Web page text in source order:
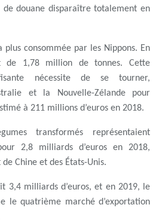
douane disparaître totalement en
consommée par les Nippons. En
de 1,78 million de tonnes. Cette
nécessite de se tourner,
et la Nouvelle-Zélande pour
à 211 millions d’euros en 2018.
transformés représentaient
2,8 milliards d’euros en 2018,
Chine et des États-Unis.
3,4 milliards d’euros, et en 2019, le
le quatrième marché d’exportation